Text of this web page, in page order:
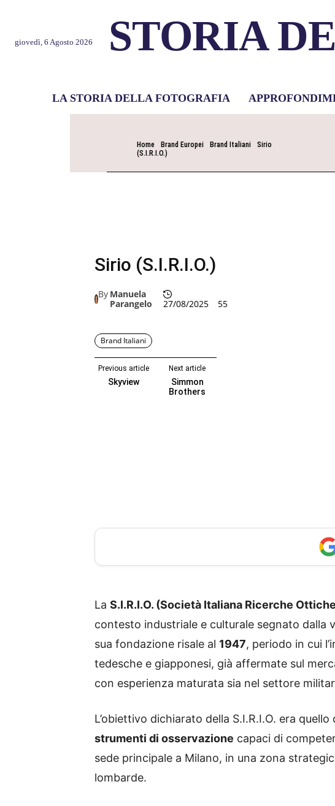
giovedì, 6 Agosto 2026 STORIA
LA STORIA DELLA FOTOGRAFIA
Home Brand Europei Brand Italiani
Sirio
(S.I.R.I.O.)
Sirio (S.I.R.I.O.)
By Manuela
Parangelo
27/08/2025 55
Brand Italiani
Previous article
Skyview
Next article
Simmon
Brothers
La S.I.R.I.O. (Società Italiana Ricerche
contesto industriale e culturale segnato dalla
sua fondazione risale al 1947, periodo in cui
tedesche e giapponesi, già affermate sul
con esperienza maturata sia nel settore
L’obiettivo dichiarato della S.I.R.I.O. era
strumenti di osservazione capaci di
sede principale a Milano, in una zona
lombarde.